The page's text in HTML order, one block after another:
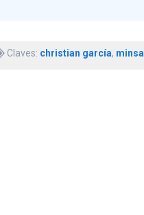
Claves: christian garcía, minsal